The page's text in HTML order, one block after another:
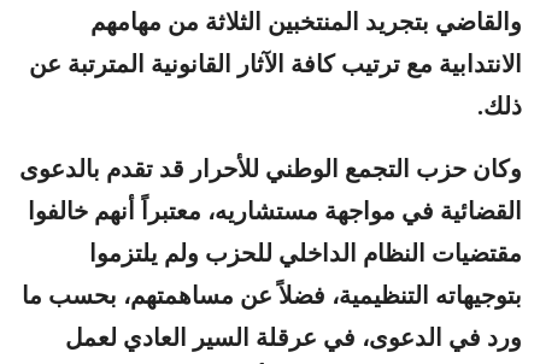
والقاضي بتجريد المنتخبين الثلاثة من مهامهم
الانتدابية مع ترتيب كافة الآثار القانونية المترتبة عن
ذلك.
وكان حزب التجمع الوطني للأحرار قد تقدم بالدعوى
القضائية في مواجهة مستشاريه، معتبراً أنهم خالفوا
مقتضيات النظام الداخلي للحزب ولم يلتزموا
بتوجيهاته التنظيمية، فضلاً عن مساهمتهم، بحسب ما
ورد في الدعوى، في عرقلة السير العادي لعمل